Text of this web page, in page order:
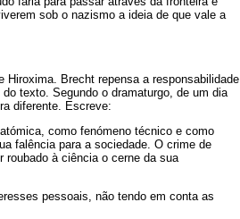
sob o nazismo a ideia de que vale a
Hiroxima. Brecht repensa a responsabilidade
texto. Segundo o dramaturgo, de um dia
diferente. Escreve:
como fenómeno técnico e como
falência para a sociedade. O crime de
à ciência o cerne da sua
pessoais, não tendo em conta as